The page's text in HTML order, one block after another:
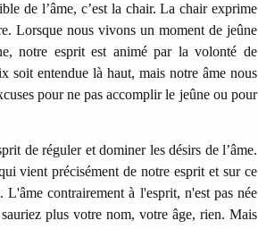
de l’âme, c’est la chair. La chair exprime
Lorsque nous vivons un moment de jeûne
notre esprit est animé par la volonté de
soit entendue là haut, mais notre âme nous
pour ne pas accomplir le jeûne ou pour
de réguler et dominer les désirs de l’âme.
vient précisément de notre esprit et sur ce
contrairement à l'esprit, n'est pas née
plus votre nom, votre âge, rien. Mais